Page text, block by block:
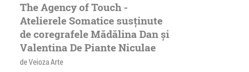
The Agency of Touch -
Atelierele Somatice susținute
de coregrafele Mădălina Dan și
Valentina De Piante Niculae
de Veioza Arte